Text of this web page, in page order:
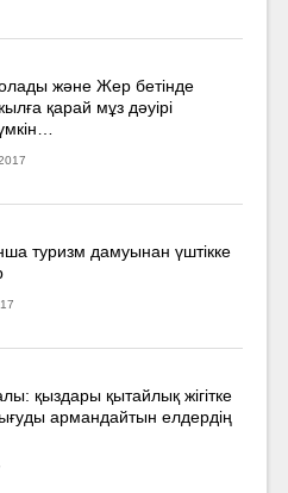
және Жер бетінде
қарай мұз дәуірі
туризм дамуынан үштікке
қыздары қытайлық жігітке
армандайтын елдердің